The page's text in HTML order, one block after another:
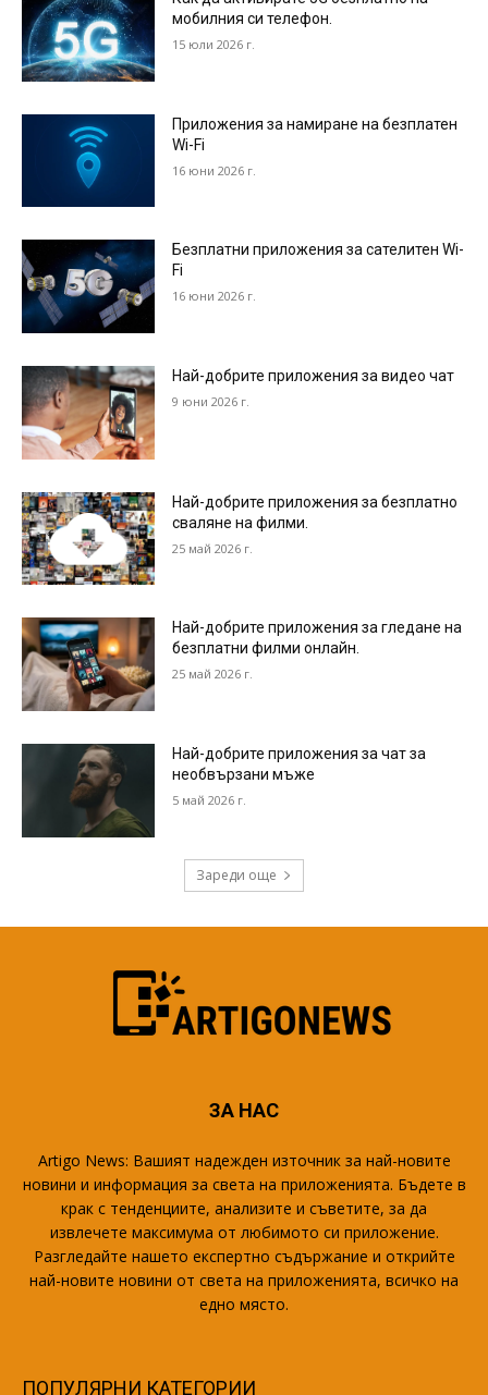
мобилния си телефон.
15 юли 2026 г.
Приложения за намиране на безплатен
Wi-Fi
16 юни 2026 г.
Безплатни приложения за сателитен Wi-
Fi
16 юни 2026 г.
Най-добрите приложения за видео чат
9 юни 2026 г.
Най-добрите приложения за безплатно
сваляне на филми.
25 май 2026 г.
Най-добрите приложения за гледане на
безплатни филми онлайн.
25 май 2026 г.
Най-добрите приложения за чат за
необвързани мъже
5 май 2026 г.
Зареди още
ЗА НАС
Artigo News: Вашият надежден източник за най-новите
новини и информация за света на приложенията. Бъдете в
крак с тенденциите, анализите и съветите, за да
извлечете максимума от любимото си приложение.
Разгледайте нашето експертно съдържание и открийте
най-новите новини от света на приложенията, всичко на
едно място.
ПОПУЛЯРНИ КАТЕГОРИИ